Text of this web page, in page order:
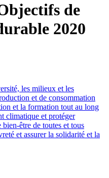
de
2020
les milieux et les
et de consommation
et la formation tout au long
climatique et protéger
être de toutes et tous
et assurer la solidarité et la